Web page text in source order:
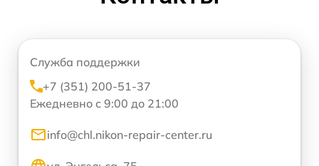
Служба поддержки
+7 (351) 200-51-37
Ежедневно с 9:00 до 21:00
info@chl.nikon-repair-center.ru